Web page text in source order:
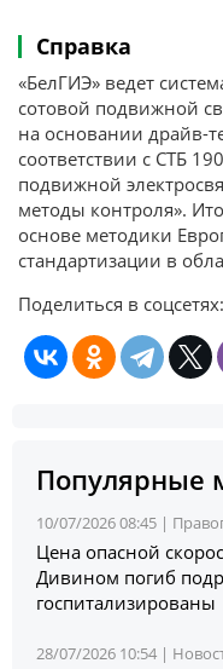
Справка
«БелГИЭ» ведет
сотовой подвижной
на основании драйв-
соответствии с СТБ
подвижной
методы контроля».
основе методики
стандартизации в
Поделиться в соцсетях:
Популярные
10/07/2026 08:45 |
Цена опасной
Дивином погиб
госпитализированы
28/07/2026 10:54 |